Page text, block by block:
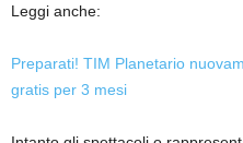
Leggi anche:
Preparati! TIM Planetario
gratis per 3 mesi